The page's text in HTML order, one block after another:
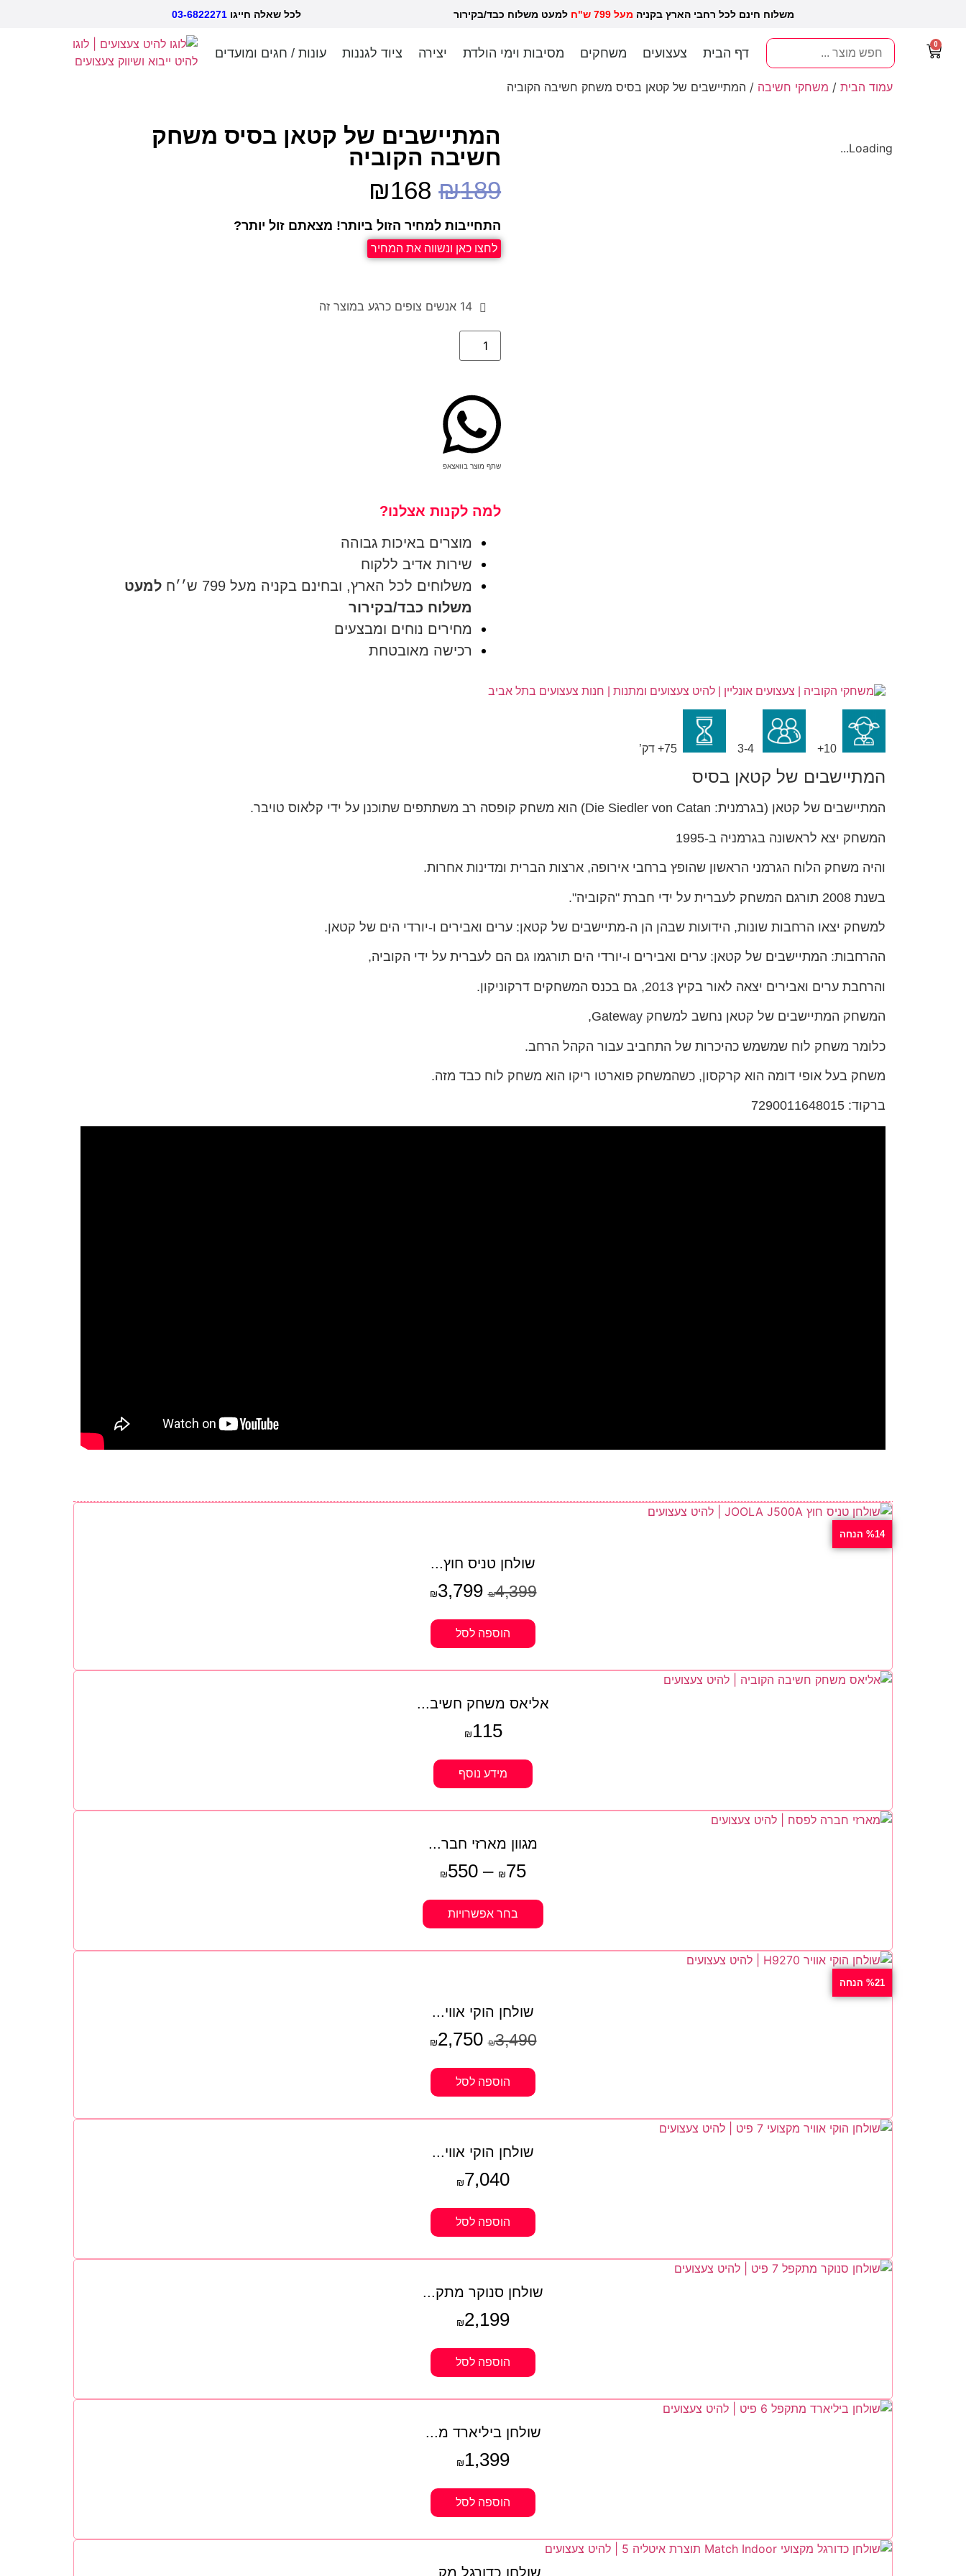
משלוח חינם לכל רחבי הארץ בקניה מעל 799 ש"ח למעט משלוח כבד/בקירור לכל שאלה חייגו 03-6822271
0
דף הבית צעצועים משחקים מסיבות וימי הולדת יצירה ציוד לגננות עונות / חגים ומועדים
עמוד הבית / משחקי חשיבה / המתיישבים של קטאן בסיס משחק חשיבה הקוביה
Loading...
המתיישבים של קטאן בסיס משחק
חשיבה הקוביה
₪189
₪168
התחייבות למחיר הזול ביותר! מצאתם זול יותר?
לחצו כאן ונשווה את המחיר
14 אנשים צופים כרגע במוצר זה
שתף מוצר בוואצאפ
למה לקנות אצלנו?
מוצרים באיכות גבוהה
שירות אדיב ללקוח
משלוחים לכל הארץ, ובחינם בקניה מעל 799 ש׳׳ח
למעט
משלוח כבד/בקירור
מחירים נוחים ומבצעים
רכישה מאובטחת
המתיישבים של קטאן בסיס
המתיישבים של קטאן (בגרמנית: Die Siedler von Catan) הוא משחק קופסה רב משתתפים שתוכנן על ידי קלאוס טויבר.
המשחק יצא לראשונה בגרמניה ב-1995
והיה משחק הלוח הגרמני הראשון שהופץ ברחבי אירופה, ארצות הברית ומדינות אחרות.
בשנת 2008 תורגם המשחק לעברית על ידי חברת "הקוביה".
למשחק יצאו הרחבות שונות, הידועות שבהן הן ה-מתיישבים של קטאן: ערים ואבירים ו-יורדי הים של קטאן.
ההרחבות: המתיישבים של קטאן: ערים ואבירים ו-יורדי הים תורגמו גם הם לעברית על ידי הקוביה,
והרחבת ערים ואבירים יצאה לאור בקיץ 2013, גם בכנס המשחקים דרקוניקון.
המשחק המתיישבים של קטאן נחשב למשחק Gateway,
כלומר משחק לוח שמשמש כהיכרות של התחביב עבור הקהל הרחב.
משחק בעל אופי דומה הוא קרקסון, כשהמשחק פוארטו ריקו הוא משחק לוח כבד מזה.
ברקוד: 7290011648015
%14 הנחה
שולחן טניס חוץ...
₪4,399
₪3,799
הוספה לסל
אליאס משחק חשיב...
₪ 115
מידע נוסף
מגוון מארזי חבר...
₪75
–
₪550
בחר אפשרויות
%21 הנחה
שולחן הוקי אווי...
₪3,490
₪2,750
הוספה לסל
שולחן הוקי אווי...
₪7,040
הוספה לסל
שולחן סנוקר מתק...
₪2,199
הוספה לסל
שולחן ביליארד מ...
₪ 1,399
הוספה לסל
שולחן כדורגל מק...